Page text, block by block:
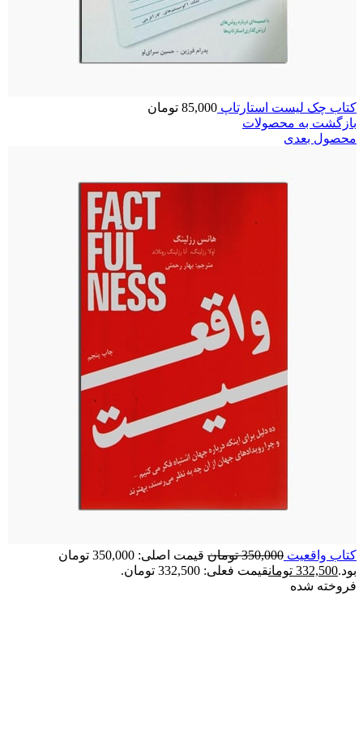
کتاب چک لیست استارتاپ 85,000 تومان
بازگشت به محصولات
محصول بعدی
کتاب واقعیت 350,000 تومان
قیمت اصلی: 350,000 تومان
بود.332,500 تومانقیمت فعلی: 332,500 تومان.
فروخته شده